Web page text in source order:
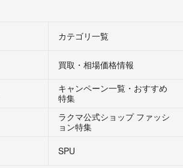
カテゴリ一覧
買取・相場価格情報
キャンペーン一覧・おすすめ
特集
ラクマ公式ショップ ファッシ
ョン特集
SPU